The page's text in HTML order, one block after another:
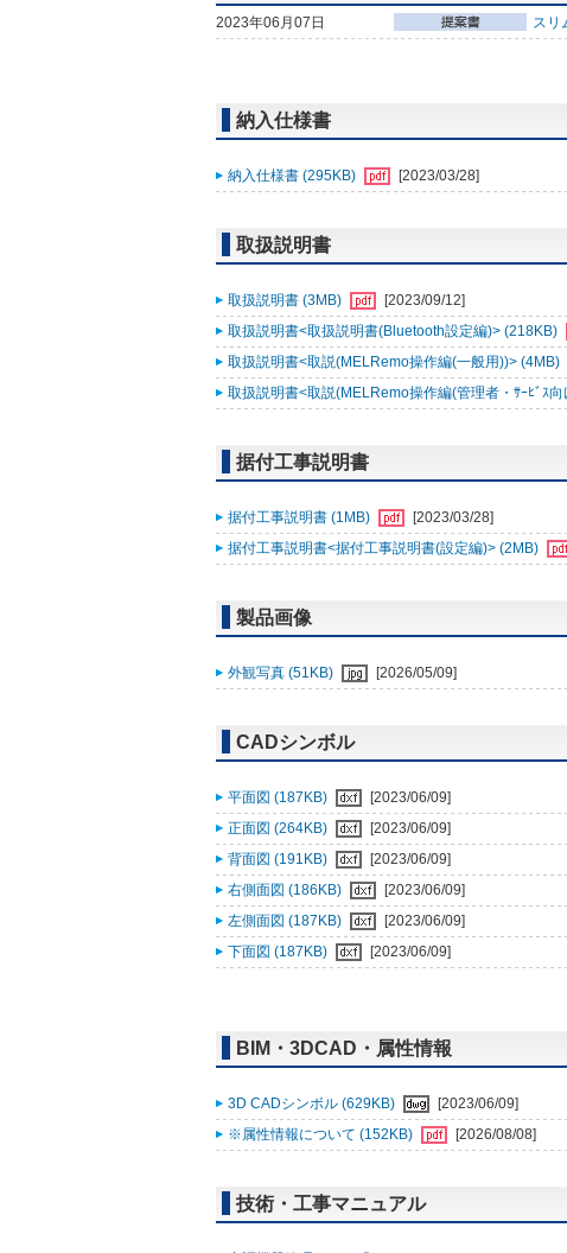
2023年06月07日 スリ
納入仕様書
納入仕様書 (295KB) [2023/03/28]
取扱説明書
取扱説明書 (3MB)
[2023/09/12]
取扱説明書<取扱説明書(Bluetooth設定編)> (218KB)
取扱説明書<取説(MELRemo操作編(一般用))> (4MB)
取扱説明書<取説(MELRemo操作編(管理者・ｻｰﾋﾞｽ
据付工事説明書
据付工事説明書 (1MB)
[2023/03/28]
据付工事説明書<据付工事説明書(設定編)> (2MB)
製品画像
外観写真 (51KB) [2026/05/09]
CADシンボル
平面図 (187KB)
[2023/06/09]
正面図 (264KB)
[2023/06/09]
背面図 (191KB)
[2023/06/09]
右側面図 (186KB)
[2023/06/09]
左側面図 (187KB)
[2023/06/09]
下面図 (187KB)
[2023/06/09]
BIM・3DCAD・属性情報
3D CADシンボル (629KB)
[2023/06/09]
※属性情報について (152KB)
[2026/08/08]
技術・工事マニュアル